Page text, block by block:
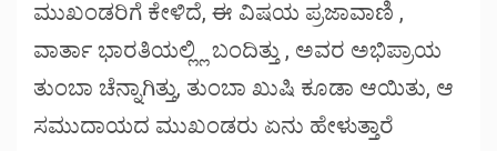
ಮುಖಂಡರಿಗೆ ಕೇಳಿದೆ, ಈ ವಿಷಯ ಪ್ರಜಾವಾಣಿ ,
ವಾರ್ತಾ ಭಾರತಿಯಲ್ಲ್ಲಿ ಬಂದಿತ್ತು , ಅವರ ಅಭಿಪ್ರಾಯ
ತುಂಬಾ ಚೆನ್ನಾಗಿತ್ತು, ತುಂಬಾ ಖುಷಿ ಕೂಡಾ ಆಯಿತು, ಆ
ಸಮುದಾಯದ ಮುಖಂಡರು ಏನು ಹೇಳುತ್ತಾರೆ